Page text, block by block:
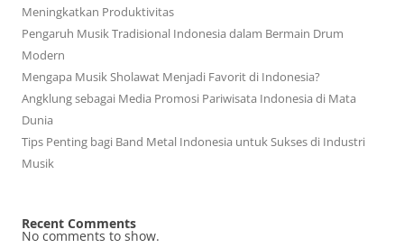
Meningkatkan Produktivitas
Pengaruh Musik Tradisional Indonesia dalam Bermain Drum
Modern
Mengapa Musik Sholawat Menjadi Favorit di Indonesia?
Angklung sebagai Media Promosi Pariwisata Indonesia di Mata
Dunia
Tips Penting bagi Band Metal Indonesia untuk Sukses di Industri
Musik
Recent Comments
No comments to show.